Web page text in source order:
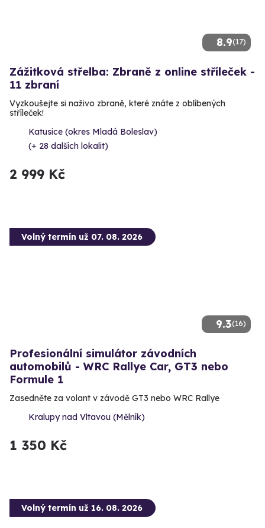
8.9(17)
Zážitková střelba: Zbraně z online stříleček -
11 zbraní
Vyzkoušejte si naživo zbraně, které znáte z oblíbených
stříleček!
Katusice (okres Mladá Boleslav)
(+ 28 dalších lokalit)
2 999 Kč
9.3(16)
Volný termín už 07. 08. 2026
Profesionální simulátor závodních
automobilů - WRC Rallye Car, GT3 nebo
Formule 1
Zasedněte za volant v závodě GT3 nebo WRC Rallye
Kralupy nad Vltavou (Mělník)
1 350 Kč
Volný termín už 16. 08. 2026